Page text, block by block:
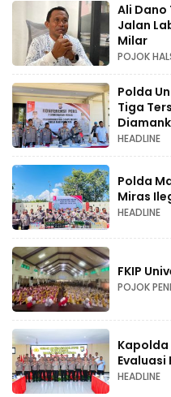
Ali Dano
Jalan
Milar
POJOK
Polda
Tiga
HEADLINE
Polda
Miras
HEADLINE
FKIP
POJOK
Kapolda
Evaluasi
HEADLINE